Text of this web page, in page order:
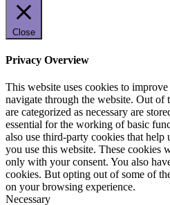
Close
Privacy Overview
This website uses cookies to
navigate through the website. Out of
are categorized as necessary are
essential for the working of basic
also use third-party cookies that help
you use this website. These cookies
only with your consent. You also
cookies. But opting out of some of
on your browsing experience.
Necessary